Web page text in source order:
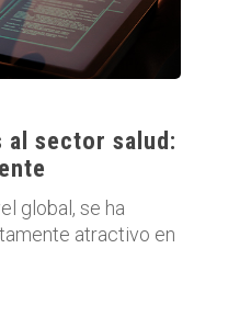
al sector salud:
global, se ha
atractivo en